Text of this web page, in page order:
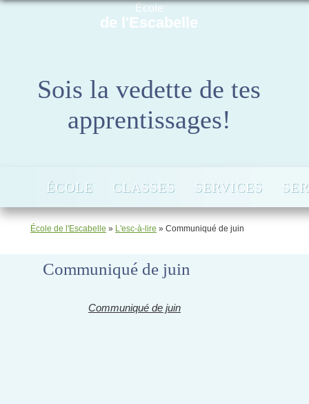
École
de l'Escabelle
Sois la vedette de tes
apprentissages!
ÉCOLE CLASSES SERVICES
École de l'Escabelle » L'esc-à-lire » Communiqué de juin
Communiqué de juin
Communiqué de juin